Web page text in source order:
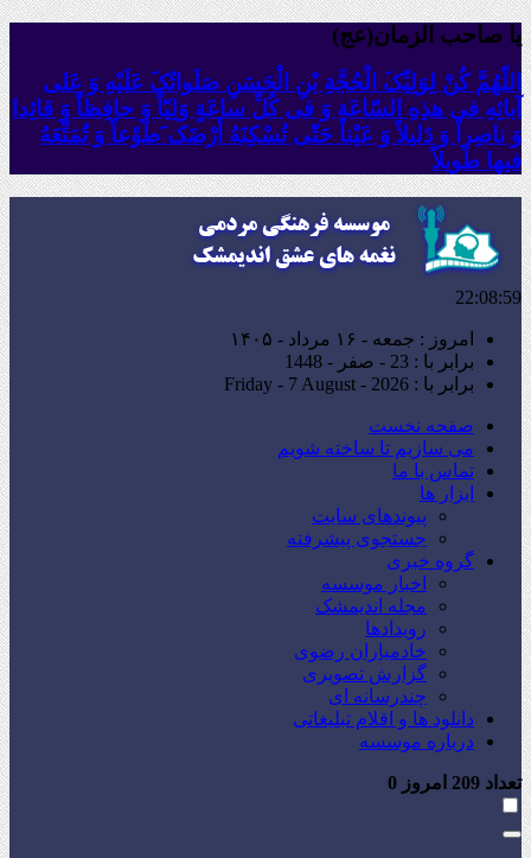
یا صاحب الزمان(عج)
اللّهُمَّ کُنْ لِوَلِیِّکَ الْحُجَّةِ بْنِ الْحَسَنِ صَلَواتُکَ عَلَیْهِ وَ عَلى
آبائِهِ فی هذِهِ السّاعَةِ وَ فی کُلِّ ساعَةٍ وَلِیّاً وَ حافِظاً وَ قائِدا
‏وَ ناصِراً وَ دَلیلاً وَ عَیْناً حَتّى تُسْکِنَهُ أَرْضَک َطَوْعاً وَ تُمَتِّعَهُ
فیها طَویلاً
22:09:01
امروز : جمعه - ۱۶ مرداد - ۱۴۰۵
برابر با : 23 - صفر - 1448
برابر با : Friday - 7 August - 2026
صفحه نخست
می سازیم تا ساخته شویم
تماس با ما
ابزار ها
پیوندهای سایت
جستجوی پیشرفته
گروه خبری
اخبار موسسه
مجله اندیمشک
رویدادها
خادمیاران رضوی
گزارش تصویری
چندرسانه ای
دانلود ها و اقلام تبلیغاتی
درباره موسسه
تعداد امروز 0